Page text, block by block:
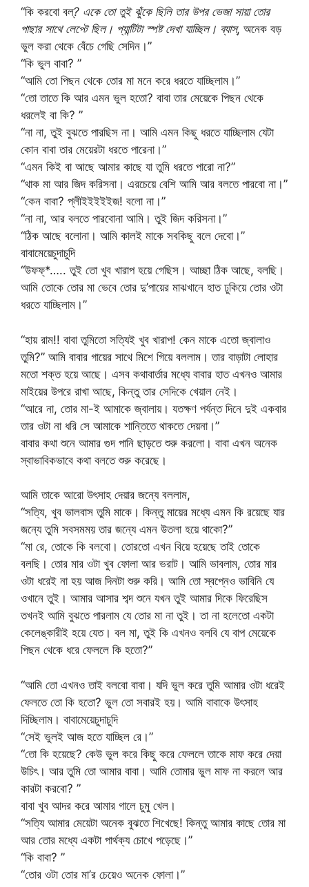
“কি করবো বল্? একে তো তুই ঝুঁকে ছিলি তার উপর ভেজা সায়া তোর
পাছার সাথে লেপ্টে ছিল। প্যান্টিটা স্পষ্ট দেখা যাচ্ছিল। ব্যাস্, অনেক বড়
ভুল করা থেকে বেঁচে গেছি সেদিন।”
“কি ভুল বাবা? ”
“আমি তো পিছন থেকে তোর মা মনে করে ধরতে যাচ্ছিলাম।”
“তো তাতে কি আর এমন ভুল হতো? বাবা তার মেয়েকে পিছন থেকে
ধরলেই বা কি? ”
“না না, তুই বুঝতে পারছিস না। আমি এমন কিছু ধরতে যাচ্ছিলাম যেটা
কোন বাবা তার মেয়েরটা ধরতে পারেনা।”
“এমন কিই বা আছে আমার কাছে যা তুমি ধরতে পারো না?”
“থাক মা আর জিদ করিসনা। এরচেয়ে বেশি আমি আর বলতে পারবো না।”
“কেন বাবা? প্লীইইইইইজ! বলো না।”
“না না, আর বলতে পারবোনা আমি। তুই জিদ করিসনা।”
“ঠিক আছে বলোনা। আমি কালই মাকে সবকিছু বলে দেবো।”
বাবামেয়েচুদাচুদি
“উফফ্*….. তুই তো খুব খারাপ হয়ে গেছিস। আচ্ছা ঠিক আছে, বলছি।
আমি তোকে তোর মা ভেবে তোর দু’পায়ের মাঝখানে হাত ঢুকিয়ে তোর ওটা
ধরতে যাচ্ছিলাম।”
“হায় রাম!! বাবা তুমিতো সত্যিই খুব খারাপ! কেন মাকে এতো জ্বালাও
তুমি?” আমি বাবার গায়ের সাথে মিশে গিয়ে বললাম। তার বাড়াটা লোহার
মতো শক্ত হয়ে আছে। এসব কথাবার্তার মধ্যে বাবার হাত এখনও আমার
মাইয়ের উপরে রাখা আছে, কিন্তু তার সেদিকে খেয়াল নেই।
“আরে না, তোর মা-ই আমাকে জ্বালায়। যতক্ষণ পর্যন্ত দিনে দুই একবার
তার ওটা না ধরি সে আমাকে শান্তিতে থাকতে দেয়না।”
বাবার কথা শুনে আমার গুদ পানি ছাড়তে শুরু করলো। বাবা এখন অনেক
স্বাভাবিকভাবে কথা বলতে শুরু করেছে।
আমি তাকে আরো উৎসাহ দেয়ার জন্যে বললাম,
“সত্যি, খুব ভালবাস তুমি মাকে। কিন্তু মায়ের মধ্যে এমন কি রয়েছে যার
জন্যে তুমি সবসমময় তার জন্যে এমন উতলা হয়ে থাকো?”
“মা রে, তোকে কি বলবো। তোরতো এখন বিয়ে হয়েছে তাই তোকে
বলছি। তোর মার ওটা খুব ফোলা আর ভরাট। আমি ভাবলাম, তোর মার
ওটা ধরেই না হয় আজ দিনটা শুরু করি। আমি তো স্বপ্নেও ভাবিনি যে
ওখানে তুই। আমার আসার শব্দ শুনে যখন তুই আমার দিকে ফিরেছিস
তখনই আমি বুঝতে পারলাম যে তোর মা না তুই। তা না হলেতো একটা
কেলেঙ্কারীই হয়ে যেত। বল মা, তুই কি এখনও বলবি যে বাপ মেয়েকে
পিছন থেকে ধরে ফেললে কি হতো?”
“আমি তো এখনও তাই বলবো বাবা। যদি ভুল করে তুমি আমার ওটা ধরেই
ফেলতে তো কি হতো? ভুল তো সবারই হয়। আমি বাবাকে উৎসাহ
দিচ্ছিলাম। বাবামেয়েচুদাচুদি
“সেই ভুলই আজ হতে যাচ্ছিল রে।”
“তো কি হয়েছে? কেউ ভুল করে কিছু করে ফেললে তাকে মাফ করে দেয়া
উচিৎ। আর তুমি তো আমার বাবা। আমি তোমার ভুল মাফ না করলে আর
কারটা করবো? ”
বাবা খুব আদর করে আমার গালে চুমু খেল।
“সত্যি আমার মেয়েটা অনেক বুঝতে শিখেছে! কিন্তু আমার কাছে তোর মা
আর তোর মধ্যে একটা পার্থক্য চোখে পড়েছে।”
“কি বাবা? ”
“তোর ওটা তোর মা’র চেয়েও অনেক ফোলা।”